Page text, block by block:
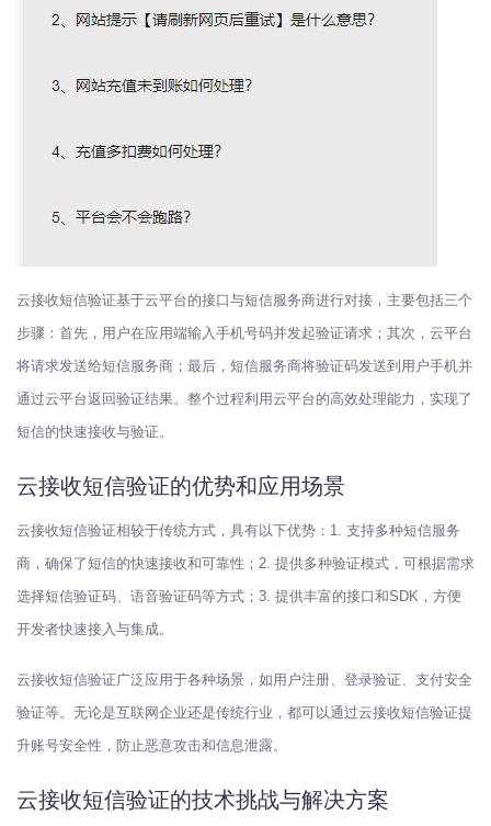
云接收短信验证基于云平台的接口与短信服务商进行对接，主要包括三个
步骤：首先，用户在应用端输入手机号码并发起验证请求；其次，云平台
将请求发送给短信服务商；最后，短信服务商将验证码发送到用户手机并
通过云平台返回验证结果。整个过程利用云平台的高效处理能力，实现了
短信的快速接收与验证。
云接收短信验证的优势和应用场景
云接收短信验证相较于传统方式，具有以下优势：1. 支持多种短信服务
商，确保了短信的快速接收和可靠性；2. 提供多种验证模式，可根据需求
选择短信验证码、语音验证码等方式；3. 提供丰富的接口和SDK，方便
开发者快速接入与集成。
云接收短信验证广泛应用于各种场景，如用户注册、登录验证、支付安全
验证等。无论是互联网企业还是传统行业，都可以通过云接收短信验证提
升账号安全性，防止恶意攻击和信息泄露。
云接收短信验证的技术挑战与解决方案